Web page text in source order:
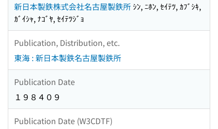
新日本製鉄株式会社名古屋製鉄所 ｼﾝ, ﾆﾎﾝ, ｾｲﾃﾂ, ｶﾌﾞｼｷ,
ｶﾞｲｼｬ, ﾅｺﾞﾔ, ｾｲﾃﾂｼﾞｮ
Publication, Distribution, etc.
東海 : 新日本製鉄名古屋製鉄所
Publication Date
１９８４０９
Publication Date (W3CDTF)